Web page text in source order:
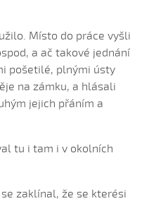
Blahuš, 2008)
perině (Lucie Šťastná, 2017)
v perině (Magdaléna
Šťastná, 2006)
Dostálová, 2006)
Krchňová, 2009)
Místo do práce vyšli
a ač takové jednání
pošetilé, plnými ústy
na zámku, a hlásali
jejich přáním a
tu i tam i v okolních
zaklínal, že se kterési